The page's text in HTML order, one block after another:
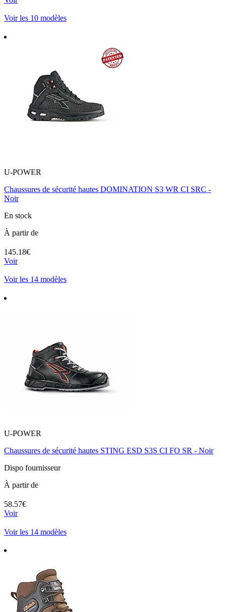
Voir les 10 modèles
U-POWER
Chaussures de sécurité hautes DOMINATION S3 WR CI SRC -
Noir
En stock
À partir de
145.18€
Voir
Voir les 14 modèles
U-POWER
Chaussures de sécurité hautes STING ESD S3S CI FO SR - Noir
Dispo fournisseur
À partir de
58.57€
Voir
Voir les 14 modèles